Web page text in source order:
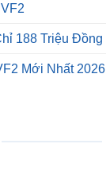
188 Triệu Đồng
Mới Nhất 2026